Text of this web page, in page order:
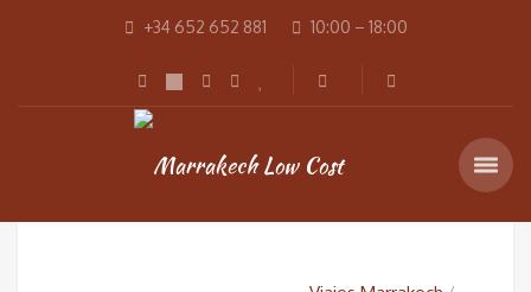
+34 652 652 881 10:00 – 18:00